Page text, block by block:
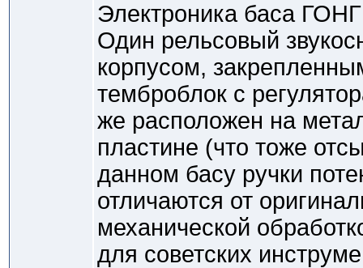
Электроника баса
Один рельсовый
корпусом,
темброблок с
же расположен на
пластине (что тоже
данном басу ручки
отличаются от
механической
для советских